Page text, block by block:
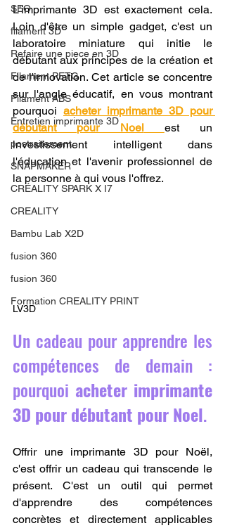
SEO
filament 3D
Refaire une piece en 3D
Filament PETG
Filament ABS
Entretien imprimante 3D
postraitement
SNAPMAKER
CRÉALITY SPARK X I7
CREALITY
Bambu Lab X2D
fusion 360
fusion 360
Formation CREALITY PRINT
L'imprimante 3D est exactement cela.
Loin d'être un simple gadget, c'est un
laboratoire miniature qui initie le
débutant aux principes de la création et
de l'innovation. Cet article se concentre
sur l'angle éducatif, en vous montrant
pourquoi acheter imprimante 3D pour
débutant pour Noel
est un
investissement intelligent dans
l'éducation et l'avenir professionnel de
la personne à qui vous l'offrez.
LV3D
Un cadeau pour apprendre les
compétences de demain :
pourquoi acheter imprimante
3D pour débutant pour Noel.
Offrir une imprimante 3D pour Noël,
c'est offrir un cadeau qui transcende le
présent. C'est un outil qui permet
d'apprendre des compétences
concrètes et directement applicables